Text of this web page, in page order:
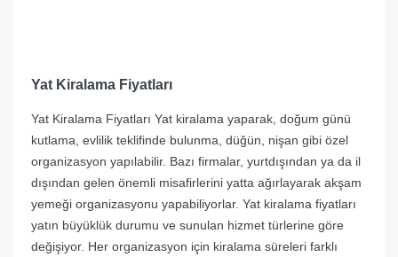
Yat Kiralama Fiyatları
Yat Kiralama Fiyatları Yat kiralama yaparak, doğum günü
kutlama, evlilik teklifinde bulunma, düğün, nişan gibi özel
organizasyon yapılabilir. Bazı firmalar, yurtdışından ya da il
dışından gelen önemli misafirlerini yatta ağırlayarak akşam
yemeği organizasyonu yapabiliyorlar. Yat kiralama fiyatları
yatın büyüklük durumu ve sunulan hizmet türlerine göre
değişiyor. Her organizasyon için kiralama süreleri farklı